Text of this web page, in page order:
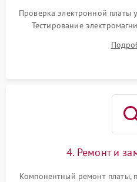
Проверка электронной платы
Тестирование
температуры и
жерновов кофемолки,
4. Ремонт и
Компонентный ремонт платы,